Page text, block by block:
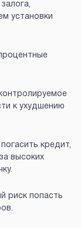
установки
к ухудшению
кредит,
высоких
риск попасть